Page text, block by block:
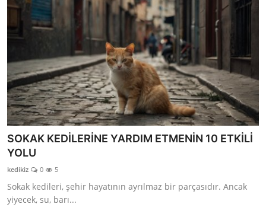
SOKAK KEDİLERİNE YARDIM ETMENİN 10 ETKİLİ
YOLU
kedikiz 0 5
Sokak kedileri, şehir hayatının ayrılmaz bir parçasıdır. Ancak
yiyecek, su, barı...